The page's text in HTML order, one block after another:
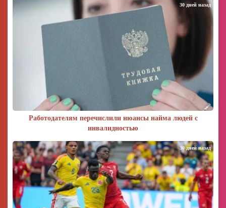
Работодателям перечислили нюансы найма людей с
инвалидностью
30 дней назад
30 дней назад